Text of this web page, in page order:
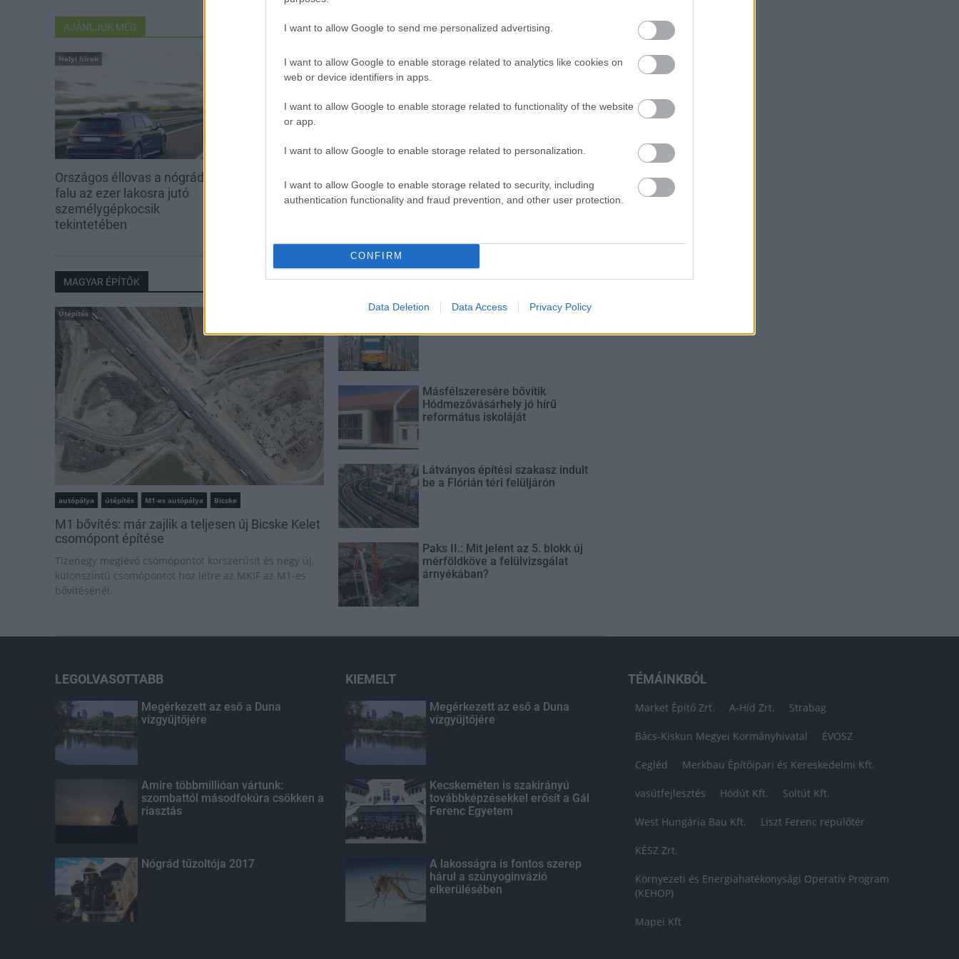
I want to allow Google to send me personalized advertising.
I want to allow Google to enable storage related to analytics like cookies on
web or device identifiers in apps.
I want to allow Google to enable storage related to functionality of the website
or app.
I want to allow Google to enable storage related to personalization.
I want to allow Google to enable storage related to security, including
authentication functionality and fraud prevention, and other user protection.
CONFIRM
Data Deletion Data Access Privacy Policy
AJÁNLJUK MÉG
Helyi hírek
Országos éllovas a nógrádi pici
falu az ezer lakosra jutó
személygépkocsik
tekintetében
is fejlesztette Salgótarján
Helyi hírek
legmagasabb figyelmeztetés
MAGYAR ÉPÍTŐK
Útépítés
autópálya útépítés M1-es autópálya Bicske
M1 bővítés: már zajlik a teljesen új Bicske Kelet
csomópont építése
Tizenegy meglévő csomópontot korszerűsít és négy új,
különszintű csomópontot hoz létre az MKIF az M1-es
bővítésénél.
Új gyalogosátkelők és jelzőlámpás
Másfélszeresére bővítik
Hódmezővásárhely jó hírű
református iskoláját
Látványos építési szakasz indult
be a Flórián téri felüljárón
Paks II.: Mit jelent az 5. blokk új
mérföldköve a felülvizsgálat
árnyékában?
LEGOLVASOTTABB
Megérkezett az eső a Duna
vízgyűjtőjére
Amire többmillióan vártunk:
szombattól másodfokúra csökken a
riasztás
Nógrád tűzoltója 2017
KIEMELT
Megérkezett az eső a Duna
vízgyűjtőjére
Kecskeméten is szakirányú
továbbképzésekkel erősít a Gál
Ferenc Egyetem
A lakosságra is fontos szerep
hárul a szúnyoginvázió
elkerülésében
TÉMÁINKBÓL
Market Építő Zrt. A-Híd Zrt. Strabag
Bács-Kiskun Megyei Kormányhivatal ÉVOSZ
Cegléd Merkbau Építőipari és Kereskedelmi Kft.
vasútfejlesztés Hódút Kft. Soltút Kft.
West Hungária Bau Kft. Liszt Ferenc repülőtér
KÉSZ Zrt.
Környezeti és Energiahatékonysági Operatív Program
(KEHOP)
Mapei Kft